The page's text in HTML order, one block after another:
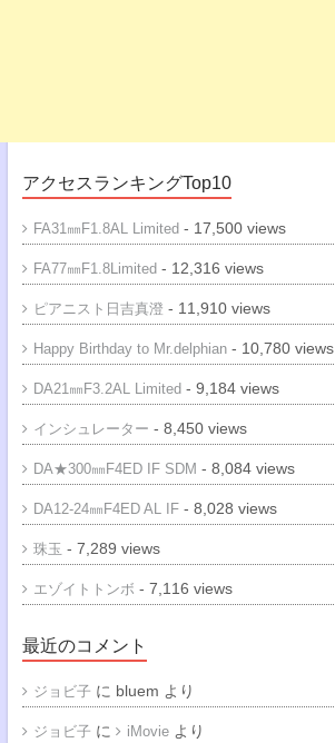
アクセスランキングTop10
FA31㎜F1.8AL Limited- 17,500 views
FA77㎜F1.8Limited- 12,316 views
ピアニスト日吉真澄 - 11,910 views
Happy Birthday to Mr.delphian- 10,780 views
DA21㎜F3.2AL Limited- 9,184 views
インシュレーター - 8,450 views
DA★300㎜F4ED IF SDM - 8,084 views
DA12-24㎜F4ED AL IF- 8,028 views
珠玉 - 7,289 views
エゾイトトンボ - 7,116 views
最近のコメント
ジョビ子 に bluem より
ジョビ子 に iMovieより